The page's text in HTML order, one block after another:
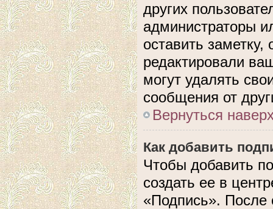
других
администраторы
оставить заметку,
редактировали
могут удалять
сообщения от
Вернуться
Как добавить
Чтобы добавить
создать ее в
«Подпись». После